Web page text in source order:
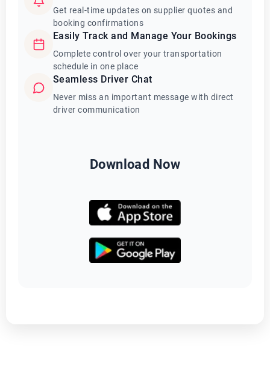
Get real-time updates on supplier quotes and
booking confirmations
Easily Track and Manage Your Bookings
Complete control over your transportation
schedule in one place
Seamless Driver Chat
Never miss an important message with direct
driver communication
Download Now